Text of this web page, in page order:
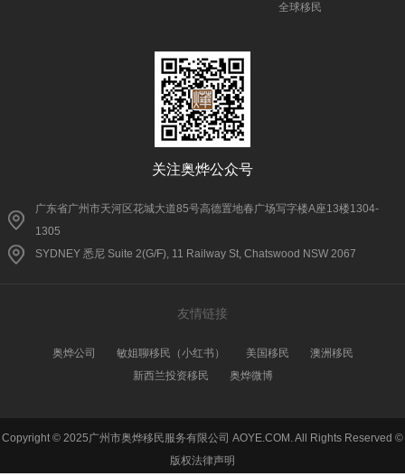
全球移民
关注奥烨公众号
广东省广州市天河区花城大道85号高德置地春广场写字楼A座13楼1304-
1305
SYDNEY 悉尼 Suite 2(G/F), 11 Railway St, Chatswood NSW 2067
友情链接
奥烨公司 敏姐聊移民（小红书） 美国移民
澳洲移民
新西兰投资移民
奥烨微博
Copyright © 2025广州市奥烨移民服务有限公司 AOYE.COM. All Rights Reserved ©
版权法律声明